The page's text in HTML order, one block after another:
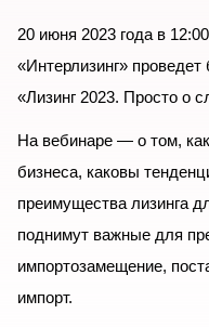
20 июня 2023 года в
«Интерлизинг»
«Лизинг 2023. Просто о
На вебинаре — о том,
бизнеса, каковы
преимущества лизинга
поднимут важные для
импортозамещение,
импорт.